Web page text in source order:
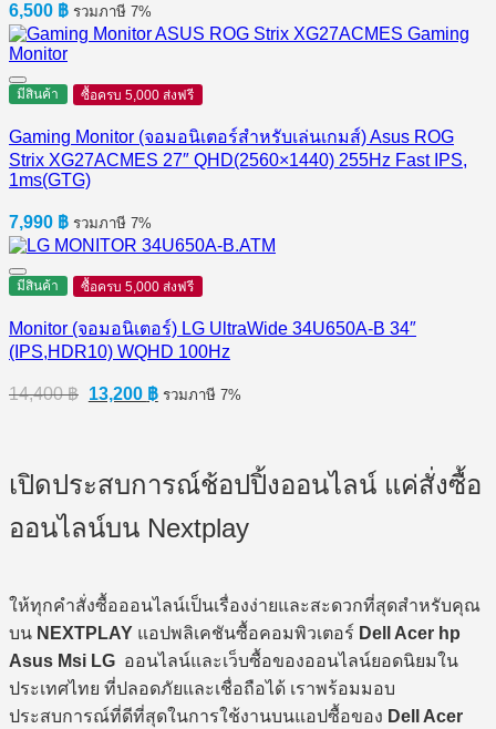
6,500 ฿ รวมภาษี 7%
มีสินค้า ซื้อครบ 5,000 ส่งฟรี
Gaming Monitor (จอมอนิเตอร์สำหรับเล่นเกมส์) Asus ROG
Strix XG27ACMES 27″ QHD(2560×1440) 255Hz Fast IPS,
1ms(GTG)
7,990 ฿ รวมภาษี 7%
มีสินค้า ซื้อครบ 5,000 ส่งฟรี
Monitor (จอมอนิเตอร์) LG UltraWide 34U650A-B 34″
(IPS,HDR10) WQHD 100Hz
14,400฿ Original
price
13,200 ฿Current
price
รวมภาษี 7%
เปิดประสบการณ์ช้อปปิ้งออนไลน์ แค่สั่งซื้อ
ออนไลน์บน Nextplay
ให้ทุกคำสั่งซื้อออนไลน์เป็นเรื่องง่ายและสะดวกที่สุดสำหรับคุณ
บน NEXTPLAY แอปพลิเคชันซื้อคอมพิวเตอร์ Dell Acer hp
Asus Msi LG ออนไลน์และเว็บซื้อของออนไลน์ยอดนิยมใน
ประเทศไทย ที่ปลอดภัยและเชื่อถือได้ เราพร้อมมอบ
ประสบการณ์ที่ดีที่สุดในการใช้งานบนแอปซื้อของ Dell Acer